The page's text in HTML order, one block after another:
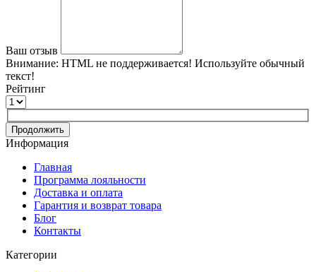
Ваш отзыв
Внимание: HTML не поддерживается! Используйте обычный
текст!
Рейтинг
Продолжить
Информация
Главная
Программа лояльности
Доставка и оплата
Гарантия и возврат товара
Блог
Контакты
Категории